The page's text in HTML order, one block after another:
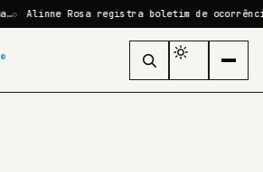
Alinne Rosa registra boletim de ocorrência
®